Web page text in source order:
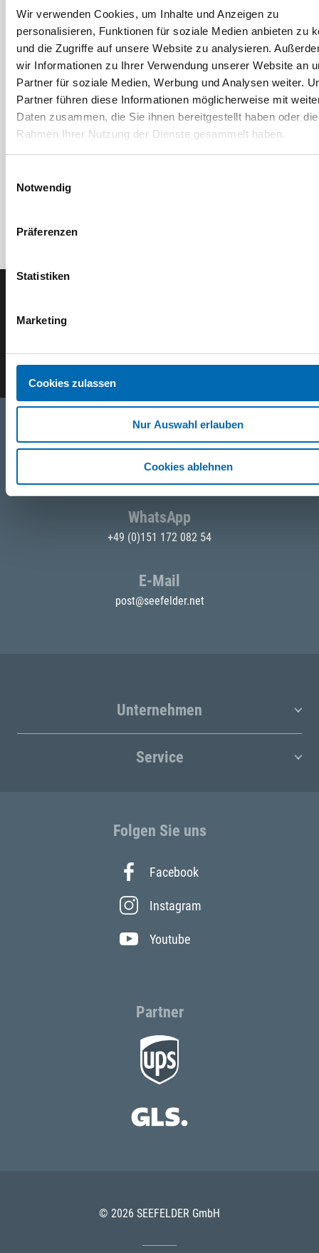
Wir verwenden Cookies, um Inhalte und Anzeigen zu
personalisieren, Funktionen für soziale Medien anbieten zu
und die Zugriffe auf unsere Website zu analysieren.
wir Informationen zu Ihrer Verwendung unserer Website an
Partner für soziale Medien, Werbung und Analysen weiter.
Partner führen diese Informationen möglicherweise mit
Daten zusammen, die Sie ihnen bereitgestellt haben oder
Rahmen Ihrer Nutzung der Dienste gesammelt haben.
Notwendig
Präferenzen
Statistiken
Marketing
Cookies zulassen
Nur Auswahl erlauben
Cookies ablehnen
WEICON
System
Artikel-Nr. 4270605249
Telefon
(Mo - Fr: 07:00 - 18:00 Uhr)
WhatsApp
+49 (0)151 172 082 54
E-Mail
post@seefelder.net
Unternehmen
Service
Folgen Sie uns
Facebook
Instagram
Youtube
Partner
© 2026 SEEFELDER GmbH